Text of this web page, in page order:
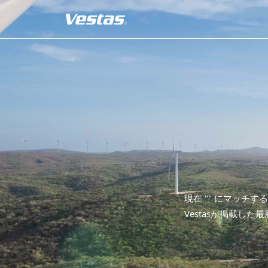
現在 "" にマッチす
Vestasが掲載した